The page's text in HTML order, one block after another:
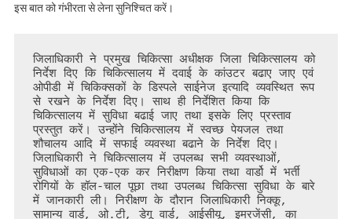
चिकित्साालय,
अधिकारी
कार्मिकों
को
इसकी
भनक
लगते
ही
मचा
हड़कम
इस बात को गंभीरता से लेना सुनिश्चित करें।
जिलाधिकारी ने प्रमुख चिकित्सा अधीक्षक जिला चिकित्सालय को
निर्देश दिए कि चिकित्सालय में दवाई के कांउटर बढाए जाए एवं
ओपीडी में चिकिक्सकों के डिस्पले साईनेज इत्यादि व्यवस्थित रूप
से रखने के निर्देश दिए। साथ ही निर्देशित किया कि
चिकित्सालय में सुविधा बढाई जाए तथा इसके लिए प्रस्ताव
प्रस्तुत करें। उन्होंने चिकित्सालय में स्वच्छ पेयजल तथा
शौचालय आदि में सफाई व्यवस्था बढाने के निर्देश दिए।
जिलाधिकारी ने चिकित्सालय में उपलब्ध सभी व्यवस्थाओं,
सुविधाओं का एक-एक कर निरीक्षण किया तथा वार्डो में भर्ती
रोगियों के हॉल-चाल पूछा तथा उपलब्ध चिकित्सा सुविधा के बारे
में जानकारी ली। निरीक्षण के दौरान जिलाधिकारी निक्कू,
सामान्य वार्ड, ओ.टी, डेगू वार्ड, आईसीयू, इमरजेंसी, का